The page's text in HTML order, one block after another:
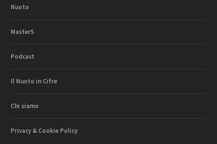
Nuoto
MasterS
Podcast
Il Nuoto in Cifre
Chi siamo
Privacy & Cookie Policy